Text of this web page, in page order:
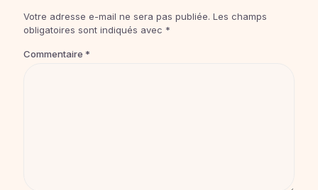
Votre adresse e-mail ne sera pas publiée. Les champs
obligatoires sont indiqués avec *
Commentaire *